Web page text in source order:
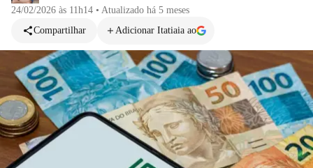
24/02/2026 às 11h14 • Atualizado há 5 meses
Compartilhar
Adicionar Itatiaia ao